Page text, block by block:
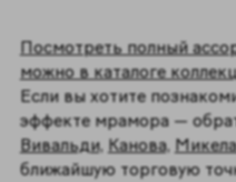
Посмотреть полный
можно в каталоге
Если вы хотите
эффекте мрамора —
Вивальди, Канова,
ближайшую торговую